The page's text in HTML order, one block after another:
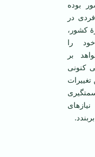
بوده
در
کشور،
خود را
بر
کنونی